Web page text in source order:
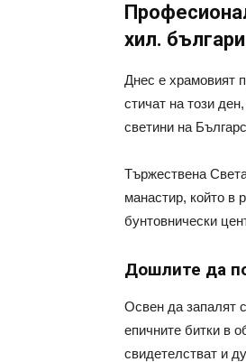
хил.
Днес е храмовият
стичат на този
светини на
Тържествена
манастир, който в
бунтовнически
Дошлите да
Освен да запалят
епичните битки в
свидетелстват и